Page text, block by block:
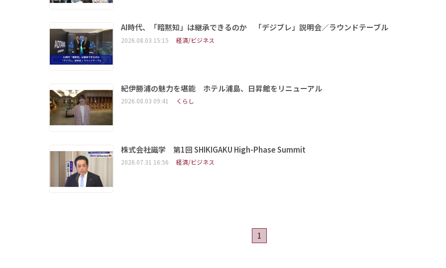
AI時代、「暗黙知」は継承できるのか 「デジブレ」説明会／ラウンドテーブル
2026.08.03 15:15 経済/ビジネス
紀伊勝浦の魅力を堪能 ホテル浦島、日昇館をリニューアル
2026.08.03 09:41 くらし
株式会社識学 第1回 SHIKIGAKU High-Phase Summit
2026.07.31 16:56 経済/ビジネス
1